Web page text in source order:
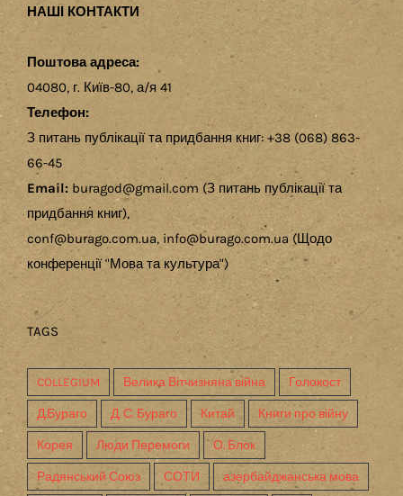
НАШІ КОНТАКТИ
Поштова адреса:
04080, г. Київ-80, а/я 41
Телефон:
З питань публікації та придбання книг: +38 (068) 863-
66-45
Email: buragod@gmail.com (З питань публікації та
придбання книг),
conf@burago.com.ua, info@burago.com.ua (Щодо
конференції "Мова та культура")
TAGS
COLLEGIUM Велика Вітчизняна війна Голокост
Д.Бураго Д. С. Бураго Китай Книги про війну
Корея Люди Перемоги О. Блок
Радянський Союз СОТИ азербайджанська мова